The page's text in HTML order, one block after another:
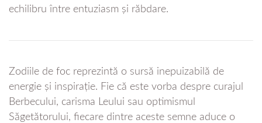
echilibru între entuziasm și răbdare.
Zodiile de foc reprezintă o sursă inepuizabilă de
energie și inspirație. Fie că este vorba despre curajul
Berbecului, carisma Leului sau optimismul
Săgetătorului, fiecare dintre aceste semne aduce o